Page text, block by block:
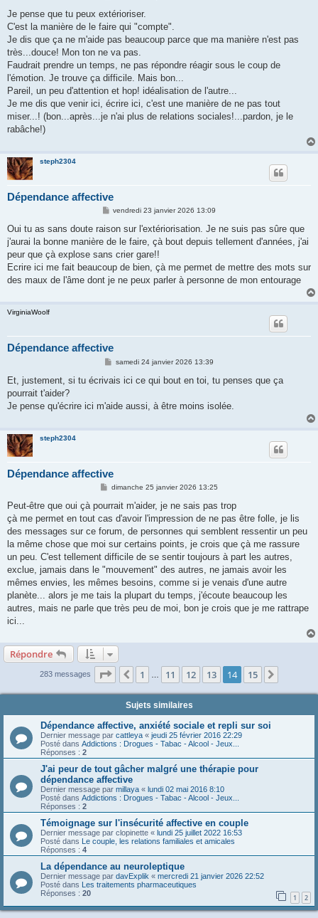
s
a
g
Je pense que tu peux extérioriser.
C'est la manière de le faire qui "compte".
Je dis que ça ne m'aide pas beaucoup parce que ma manière n'est pas
très...douce! Mon ton ne va pas.
Faudrait prendre un temps, ne pas répondre réagir sous le coup de
l'émotion. Je trouve ça difficile. Mais bon...
Pareil, un peu d'attention et hop! idéalisation de l'autre...
Je me dis que venir ici, écrire ici, c'est une manière de ne pas tout
miser...! (bon...après...je n'ai plus de relations sociales!...pardon, je le
rabâche!)
steph2304
Dépendance affective
M
s
a
g
vendredi 23 janvier 2026 13:09
Oui tu as sans doute raison sur l'extériorisation. Je ne suis pas sûre que
j'aurai la bonne manière de le faire, çà bout depuis tellement d'années, j'ai
peur que çà explose sans crier gare!!
Ecrire ici me fait beaucoup de bien, çà me permet de mettre des mots sur
des maux de l'âme dont je ne peux parler à personne de mon entourage
VirginiaWoolf
Dépendance affective
M
s
g
samedi 24 janvier 2026 13:39
Et, justement, si tu écrivais ici ce qui bout en toi, tu penses que ça
pourrait t'aider?
Je pense qu'écrire ici m'aide aussi, à être moins isolée.
steph2304
Dépendance affective
M
s
a
g
dimanche 25 janvier 2026 13:25
Peut-être que oui çà pourrait m'aider, je ne sais pas trop
çà me permet en tout cas d'avoir l'impression de ne pas être folle, je lis
des messages sur ce forum, de personnes qui semblent ressentir un peu
la même chose que moi sur certains points, je crois que çà me rassure
un peu. C'est tellement difficile de se sentir toujours à part les autres,
exclue, jamais dans le "mouvement" des autres, ne jamais avoir les
mêmes envies, les mêmes besoins, comme si je venais d'une autre
planète... alors je me tais la plupart du temps, j'écoute beaucoup les
autres, mais ne parle que très peu de moi, bon je crois que je me rattrape
ici...
Répondre
283 messages Page 14 sur 15
Précédente
1 … 11 12 13 14 15
Sujets similaires
Dépendance affective, anxiété sociale et repli sur soi
Dernier message par cattleya « jeudi 25 février 2016 22:29
Posté dans Addictions : Drogues - Tabac - Alcool - Jeux...
Réponses : 2
J'ai peur de tout gâcher malgré une thérapie pour
dépendance affective
Dernier message par millaya « lundi 02 mai 2016 8:10
Posté dans Addictions : Drogues - Tabac - Alcool - Jeux...
Réponses : 2
Témoignage sur l'insécurité affective en couple
Dernier message par clopinette « lundi 25 juillet 2022 16:53
Posté dans Le couple, les relations familiales et amicales
Réponses : 4
La dépendance au neuroleptique
Dernier message par davExplik « mercredi 21 janvier 2026 22:52
Posté dans Les traitements pharmaceutiques
Réponses : 20 1 2